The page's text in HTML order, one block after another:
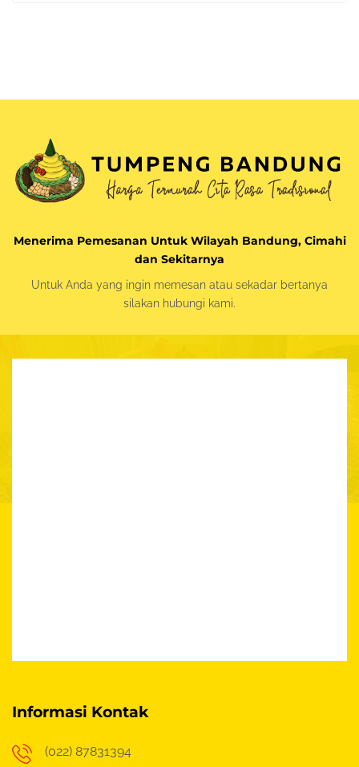
Menerima Pemesanan Untuk Wilayah Bandung, Cimahi
dan Sekitarnya
Untuk Anda yang ingin memesan atau sekadar bertanya
silakan hubungi kami.
Informasi Kontak
(022) 87831394